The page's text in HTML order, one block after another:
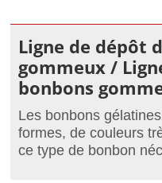
Ligne de dépôt
gommeux /
bonbons
Les bonbons
formes, de couleurs
ce type de bonbon